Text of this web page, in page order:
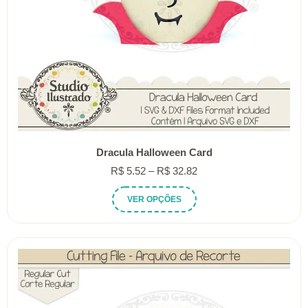
Dracula Halloween Card
R$ 5.52 – R$ 32.82Faixa
através
R$ 32.82
VER OPÇÕES
produto
tem
várias
variantes.
As